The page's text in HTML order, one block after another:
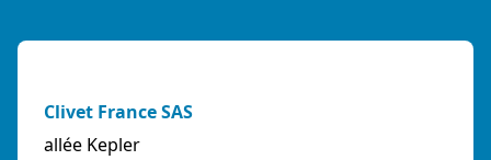
Clivet France SAS
allée Kepler